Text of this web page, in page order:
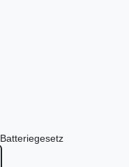
Batteriegesetz